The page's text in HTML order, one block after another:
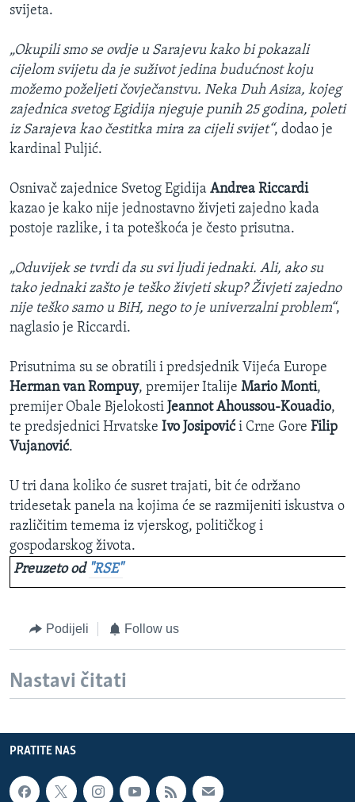
svijeta.
„Okupili smo se ovdje u Sarajevu kako bi pokazali
cijelom svijetu da je suživot jedina budućnost koju
možemo poželjeti čovječanstvu. Neka Duh Asiza, kojeg
zajednica svetog Egidija njeguje punih 25 godina, poleti
iz Sarajeva kao čestitka mira za cijeli svijet“, dodao je
kardinal Puljić.
Osnivač zajednice Svetog Egidija Andrea Riccardi
kazao je kako nije jednostavno živjeti zajedno kada
postoje razlike, i ta poteškoća je često prisutna.
„Oduvijek se tvrdi da su svi ljudi jednaki. Ali, ako su
tako jednaki zašto je teško živjeti skup? Živjeti zajedno
nije teško samo u BiH, nego to je univerzalni problem“,
naglasio je Riccardi.
Prisutnima su se obratili i predsjednik Vijeća Europe
Herman van Rompuy, premijer Italije Mario Monti,
premijer Obale Bjelokosti Jeannot Ahoussou-Kouadio,
te predsjednici Hrvatske Ivo Josipovići Crne Gore Filip
Vujanović.
U tri dana koliko će susret trajati, bit će održano
tridesetak panela na kojima će se razmijeniti iskustva o
različitim temema iz vjerskog, političkog i
gospodarskog života.
Preuzeto od "RSE"
Podijeli Follow us
Nastavi čitati
PRATITE NAS